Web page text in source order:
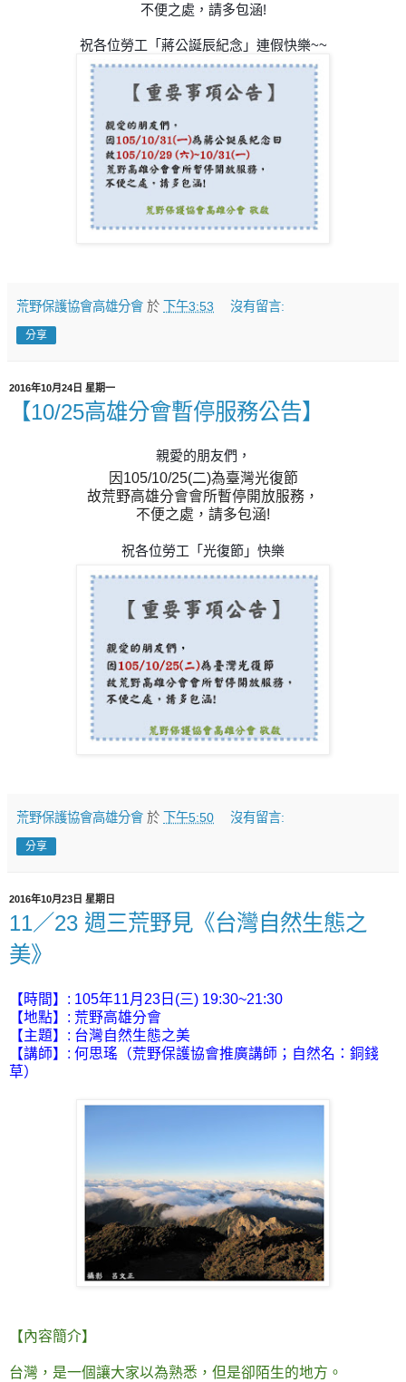
不便之處，請多包涵!
祝各位勞工「蔣公誕辰紀念」連假快樂~~
荒野保護協會高雄分會 於 下午3:53 沒有留言:
分享
2016年10月24日 星期一
【10/25高雄分會暫停服務公告】
親愛的朋友們，
因105/10/25(二)為臺灣光復節
故荒野高雄分會會所暫停開放服務，
不便之處，請多包涵!
祝各位勞工「光復節」快樂
荒野保護協會高雄分會 於 下午5:50 沒有留言:
分享
2016年10月23日 星期日
11／23 週三荒野見《台灣自然生態之
美》
【時間】: 105年11月23日(三) 19:30~21:30
【地點】: 荒野高雄分會
【主題】: 台灣自然生態之美
【講師】: 何思瑤（荒野保護協會推廣講師；自然名：銅錢
草）
【內容簡介】
台灣，是一個讓大家以為熟悉，但是卻陌生的地方。